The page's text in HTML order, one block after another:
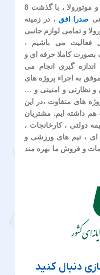
تعمیرات تخصصی بیسیم هایترا و موتورولا ، با گذشت 8
صدرا افق ، در زمینه
و تمامی لوازم جانبی
فعالیت می باشیم ،
بصورت کاملا حرفه ای و
گیری انجام می
به اجراء پروژه های
و نظارتی و امنیتی و …
های متفاوت ،در این
داشته ایم. مشتریان
دولتی ، کارخانجات ،
ای ، تیم های ورزشی و
و فروش ما بهره مند
دنبال کنید